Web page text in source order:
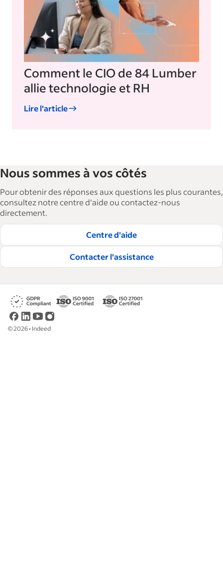
Comment le CIO de 84 Lumber
allie technologie et RH
Lire l'article
Nous sommes à vos côtés
Pour obtenir des réponses aux questions les plus courantes,
consultez notre centre d'aide ou contactez-nous
directement.
Centre d'aide
Contacter l'assistance
©2026• Indeed